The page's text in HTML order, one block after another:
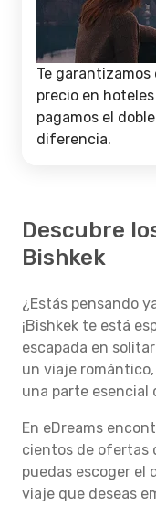
Te garantizamos
precio en
pagamos el
diferencia.
Descubre
Bishkek
¿Estás pensando
¡Bishkek te está
escapada en
un viaje
una parte esencial
En eDreams
cientos de ofertas
puedas escoger el
viaje que deseas